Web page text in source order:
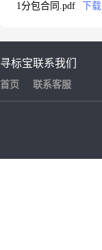
1分包合同.pdf
下载
寻标宝
首页
联系我们
联系客服